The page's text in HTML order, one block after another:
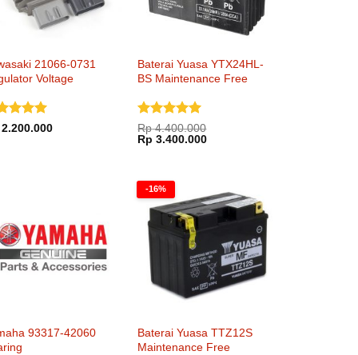
21066-0731
Voltage
5
Baterai Yuasa YTX24HL-
BS Maintenance Free
Dinilai5
dari 5
Rp4.400.000
Harga
aslinya
Rp 3.400.000Harga
93317-42060
-16%
Baterai Yuasa TTZ12S
Maintenance Free